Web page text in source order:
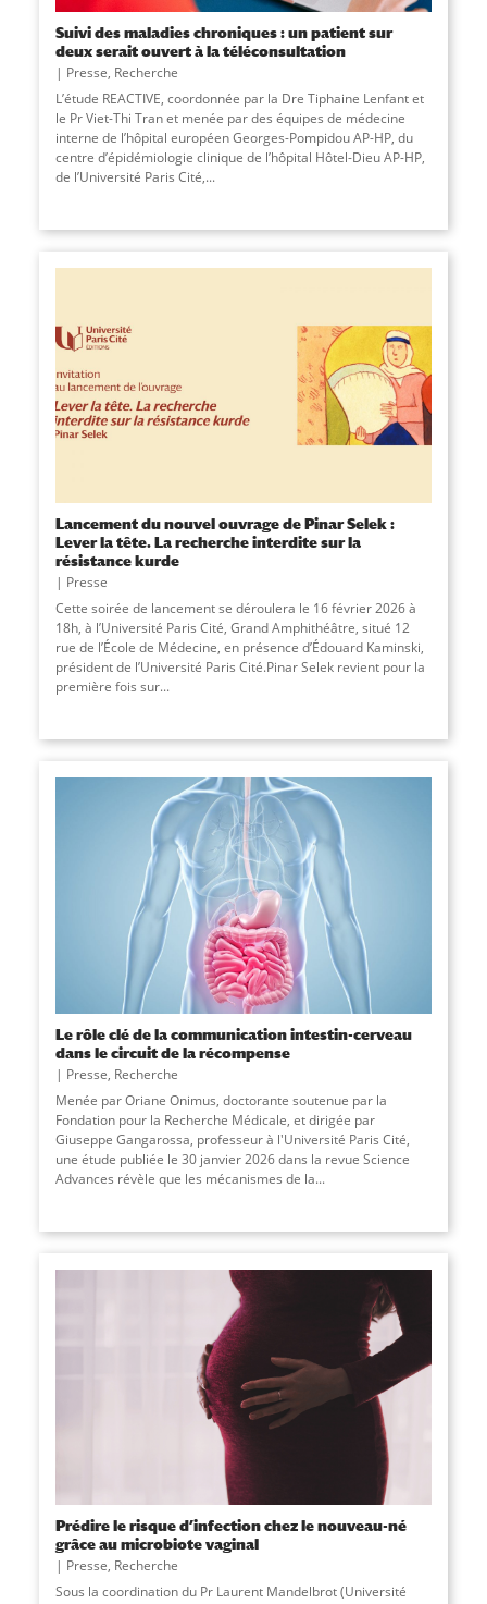
Suivi des maladies chroniques : un patient sur
deux serait ouvert à la téléconsultation
Presse, Recherche
L’étude REACTIVE, coordonnée par la Dre Tiphaine Lenfant et
le Pr Viet-Thi Tran et menée par des équipes de médecine
interne de l’hôpital européen Georges-Pompidou AP-HP, du
centre d’épidémiologie clinique de l’hôpital Hôtel-Dieu AP-HP,
de l’Université Paris Cité,...
Lancement du nouvel ouvrage de Pinar Selek :
Lever la tête. La recherche interdite sur la
résistance kurde
Presse
Cette soirée de lancement se déroulera le 16 février 2026 à
18h, à l’Université Paris Cité, Grand Amphithéâtre, situé 12
rue de l’École de Médecine, en présence d’Édouard Kaminski,
président de l’Université Paris Cité.Pinar Selek revient pour la
première fois sur...
Le rôle clé de la communication intestin-cerveau
dans le circuit de la récompense
Presse, Recherche
Menée par Oriane Onimus, doctorante soutenue par la
Fondation pour la Recherche Médicale, et dirigée par
Giuseppe Gangarossa, professeur à l'Université Paris Cité,
une étude publiée le 30 janvier 2026 dans la revue Science
Advances révèle que les mécanismes de la...
Prédire le risque d’infection chez le nouveau-né
grâce au microbiote vaginal
Presse, Recherche
Sous la coordination du Pr Laurent Mandelbrot (Université